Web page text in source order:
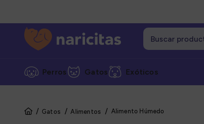
Perros Gatos Exóticos
Gatos Alimentos Alimento Húmedo